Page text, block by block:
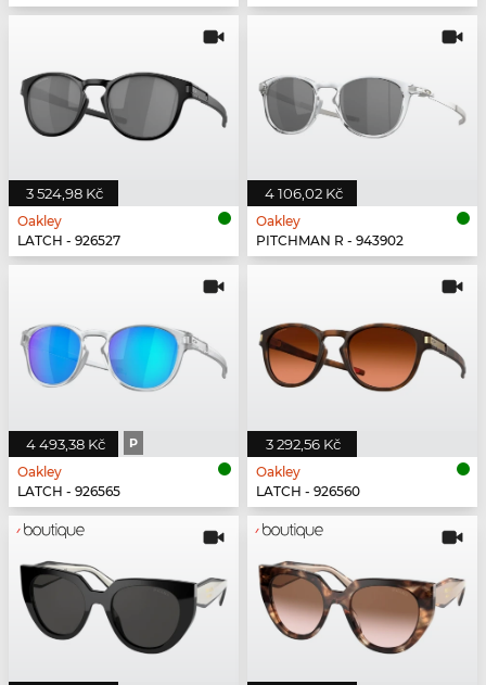
3 524,98 Kč
Oakley
LATCH - 926527
4 106,02 Kč
Oakley
PITCHMAN R - 943902
4 493,38 Kč P
Oakley
LATCH - 926565
3 292,56 Kč
Oakley
LATCH - 926560